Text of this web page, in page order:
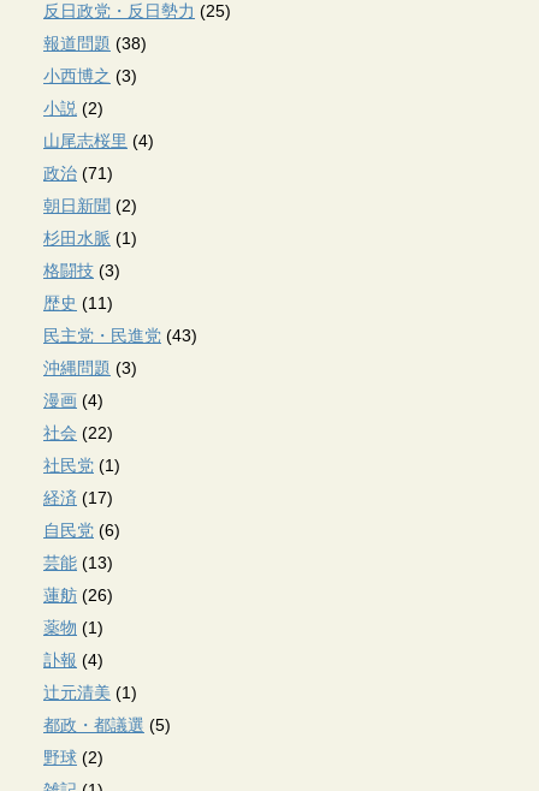
反日政党・反日勢力 (25)
報道問題 (38)
小西博之 (3)
小説 (2)
山尾志桜里 (4)
政治 (71)
朝日新聞 (2)
杉田水脈 (1)
格闘技 (3)
歴史 (11)
民主党・民進党 (43)
沖縄問題 (3)
漫画 (4)
社会 (22)
社民党 (1)
経済 (17)
自民党 (6)
芸能 (13)
蓮舫 (26)
薬物 (1)
訃報 (4)
辻元清美 (1)
都政・都議選 (5)
野球 (2)